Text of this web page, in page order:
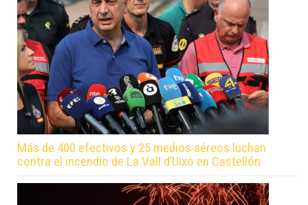
Más de 400 efectivos y 25 medios aéreos luchan
contra el incendio de La Vall d’Uixó en Castellón